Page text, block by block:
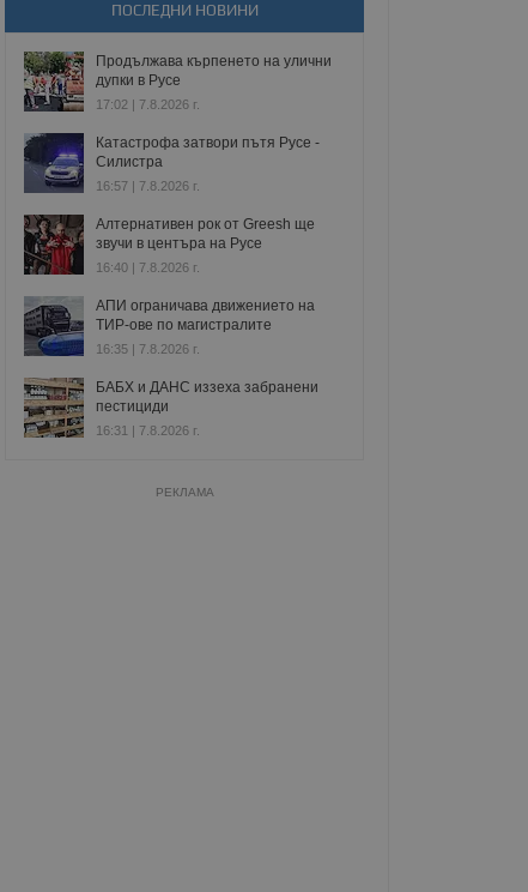
ПОСЛЕДНИ НОВИНИ
Продължава кърпенето на улични
дупки в Русе
17:02 | 7.8.2026 г.
Катастрофа затвори пътя Русе -
Силистра
16:57 | 7.8.2026 г.
Алтернативен рок от Greesh ще
звучи в центъра на Русе
16:40 | 7.8.2026 г.
АПИ ограничава движението на
ТИР-ове по магистралите
16:35 | 7.8.2026 г.
БАБХ и ДАНС иззеха забранени
пестициди
16:31 | 7.8.2026 г.
РЕКЛАМА